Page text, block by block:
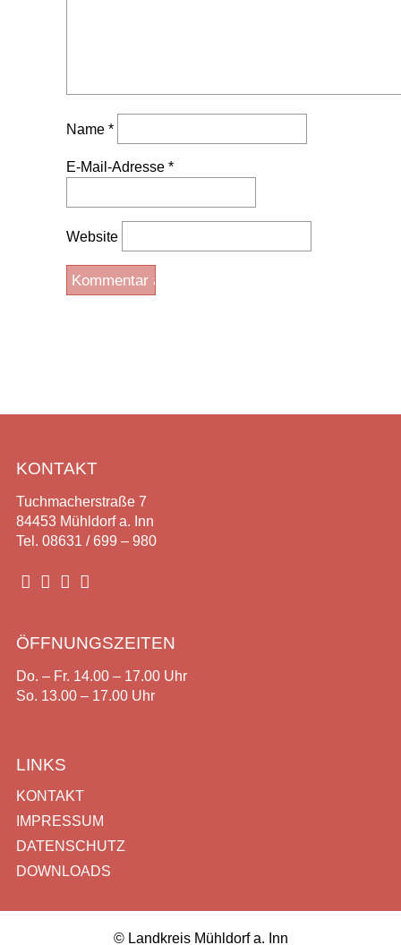
Name *
E-Mail-Adresse *
Website
KONTAKT
Tuchmacherstraße 7
84453 Mühldorf a. Inn
Tel. 08631 / 699 – 980
   
ÖFFNUNGSZEITEN
Do. – Fr. 14.00 – 17.00 Uhr
So. 13.00 – 17.00 Uhr
LINKS
KONTAKT
IMPRESSUM
DATENSCHUTZ
DOWNLOADS
© Landkreis Mühldorf a. Inn